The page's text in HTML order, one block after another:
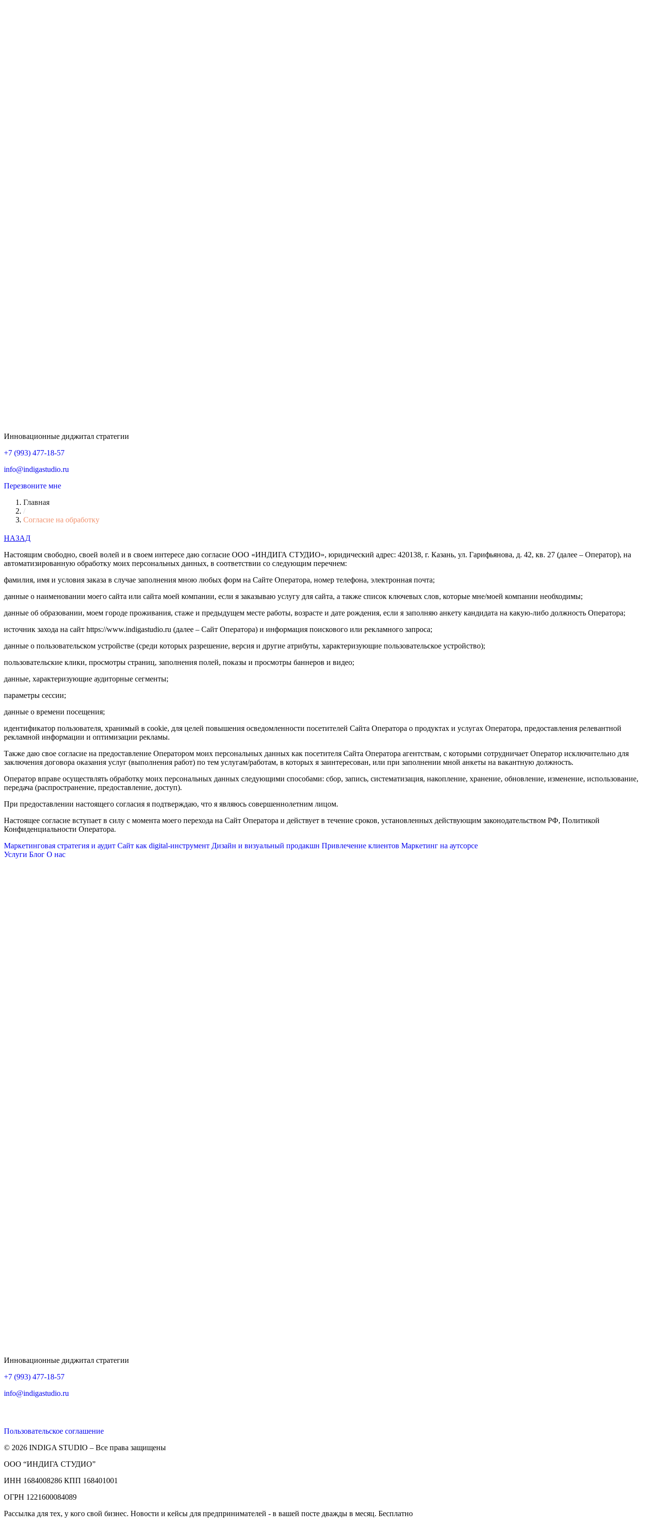
Инновационные диджитал стратегии
+7 (993) 477-18-57
info@indigastudio.ru
Перезвоните мне
Главная
/
Согласие на обработку
НАЗАД
Настоящим свободно, своей волей и в своем интересе даю согласие ООО «ИНДИГА СТУДИО», юридический адрес: 420138, г. Казань, ул. Гарифьянова, д. 42, кв. 27 (далее – Оператор), на
автоматизированную обработку моих персональных данных, в соответствии со следующим перечнем:
фамилия, имя и условия заказа в случае заполнения мною любых форм на Сайте Оператора, номер телефона, электронная почта;
данные о наименовании моего сайта или сайта моей компании, если я заказываю услугу для сайта, а также список ключевых слов, которые мне/моей компании необходимы;
данные об образовании, моем городе проживания, стаже и предыдущем месте работы, возрасте и дате рождения, если я заполняю анкету кандидата на какую-либо должность Оператора;
источник захода на сайт https://www.indigastudio.ru (далее – Сайт Оператора) и информация поискового или рекламного запроса;
данные о пользовательском устройстве (среди которых разрешение, версия и другие атрибуты, характеризующие пользовательское устройство);
пользовательские клики, просмотры страниц, заполнения полей, показы и просмотры баннеров и видео;
данные, характеризующие аудиторные сегменты;
параметры сессии;
данные о времени посещения;
идентификатор пользователя, хранимый в cookie, для целей повышения осведомленности посетителей Сайта Оператора о продуктах и услугах Оператора, предоставления релевантной
рекламной информации и оптимизации рекламы.
Также даю свое согласие на предоставление Оператором моих персональных данных как посетителя Сайта Оператора агентствам, с которыми сотрудничает Оператор исключительно для
заключения договора оказания услуг (выполнения работ) по тем услугам/работам, в которых я заинтересован, или при заполнении мной анкеты на вакантную должность.
Оператор вправе осуществлять обработку моих персональных данных следующими способами: сбор, запись, систематизация, накопление, хранение, обновление, изменение, использование,
передача (распространение, предоставление, доступ).
При предоставлении настоящего согласия я подтверждаю, что я являюсь совершеннолетним лицом.
Настоящее согласие вступает в силу с момента моего перехода на Сайт Оператора и действует в течение сроков, установленных действующим законодательством РФ, Политикой
Конфиденциальности Оператора.
Маркетинговая стратегия и аудит Сайт как digital-инструмент Дизайн и визуальный продакшн Привлечение клиентов Маркетинг на аутсорсе
Услуги Блог О нас
Инновационные диджитал стратегии
+7 (993) 477-18-57
info@indigastudio.ru
Пользовательское соглашение
© 2026 INDIGA STUDIO – Все права защищены
ООО “ИНДИГА СТУДИО”
ИНН 1684008286 КПП 168401001
ОГРН 1221600084089
Рассылка для тех, у кого свой бизнес. Новости и кейсы для предпринимателей - в вашей посте дважды в месяц. Бесплатно